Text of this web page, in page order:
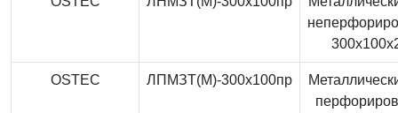
OSTEC ЛПМЗТ(М)-300x100пр